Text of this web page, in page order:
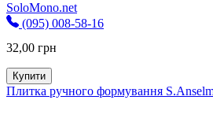
32,00 грн
Купити
Плитка ручного формування
SoloMono.net
(095) 008-58-16